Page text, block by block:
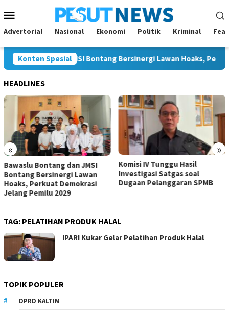
ke
kontenMobile
Advertorial Nasional Ekonomi Politik Kriminal
Konten Spesial
Bontang dan JMSI Bontang Bersinergi Lawan Hoaks, Perkuat
HEADLINES
« »
Komisi IV Tunggu Hasil
Investigasi Satgas soal
Dugaan Pelanggaran SPMB
Komisi I Dorong Pemkot
Kurangi Belanja ASN demi
Perluas Ruang Pembangunan
TAG: PELATIHAN PRODUK HALAL
IPARI Kukar Gelar Pelatihan Produk Halal
TOPIK POPULER
DPRD KALTIM